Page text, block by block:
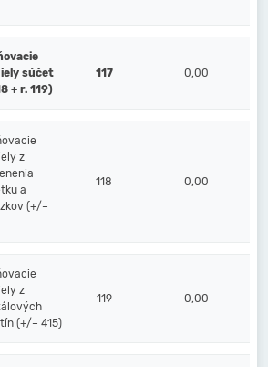
súčet
+ r. 119)
117 0,00
z
a
(+/–
118 0,00
z
(+/– 415)
119 0,00